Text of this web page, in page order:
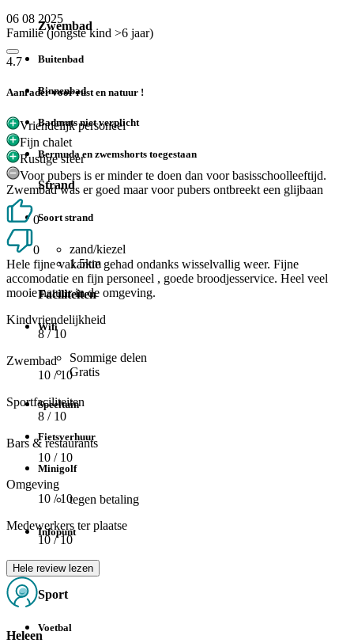
Zwembad
Buitenbad
Binnenbad
Badmuts niet verplicht
Bermuda en zwemshorts toegestaan
Strand
Soort strand
zand/kiezel
1.5km
Faciliteiten
Wifi
Sommige delen
Gratis
Speeltuin
Fietsverhuur
Minigolf
tegen betaling
Infopunt
Vissen
Sport
Voetbal
06 08 2025
Familie (jongste kind >6 jaar)
4.7
Aanrader voor rust en natuur !
Vriendelijk personeel
Fijn chalet
Rustige sfeer
Voor pubers is er minder te doen dan voor basisschoolleeftijd.
Zwembad was er goed maar voor pubers ontbreekt een glijbaan
0
0
Hele fijne vakantie gehad ondanks wisselvallig weer. Fijne
accomodatie en fijn personeel , goede broodjesservice. Heel veel
mooie natuur in de omgeving.
Kindvriendelijkheid
8/ 10
Zwembad
10 / 10
Sportfaciliteiten
8 / 10
Bars & restaurants
10 / 10
Omgeving
10 / 10
Medewerkers ter plaatse
10/ 10
Hele review lezen
Heleen